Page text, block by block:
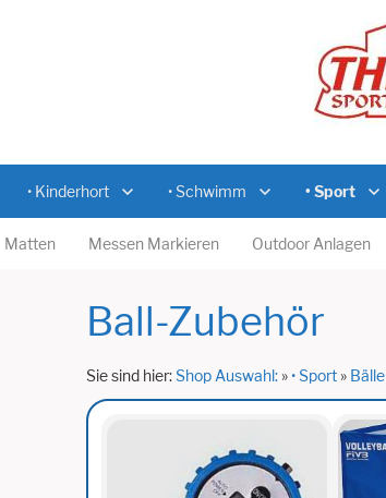
• Kinderhort • Schwimm • Sport
Matten Messen Markieren Outdoor Anlagen
Ball-Zubehör
Sie sind hier:Shop Auswahl:»• Sport» Bälle